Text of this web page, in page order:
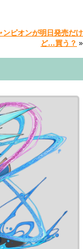
ンピオンが明日発売だけ
ど…買う？ »